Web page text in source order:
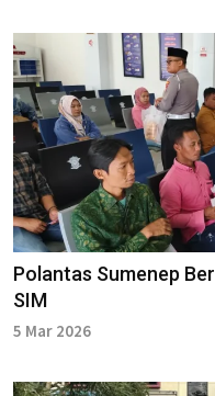
Polantas Sumenep
SIM
5 Mar 2026